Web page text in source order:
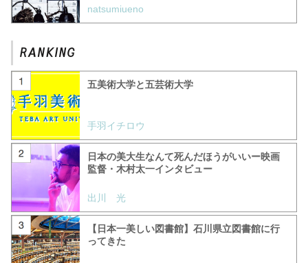
natsumiueno
五美術大学と五芸術大学
手羽イチロウ
日本の美大生なんて死んだほうがいいー映画
監督・木村太一インタビュー
出川 光
【日本一美しい図書館】石川県立図書館に行
ってきた